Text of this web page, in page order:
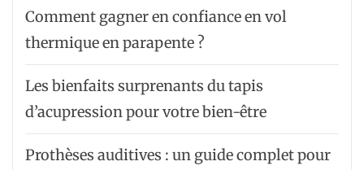
Comment gagner en confiance en vol
thermique en parapente ?
Les bienfaits surprenants du tapis
d’acupression pour votre bien-être
Prothèses auditives : un guide complet pour